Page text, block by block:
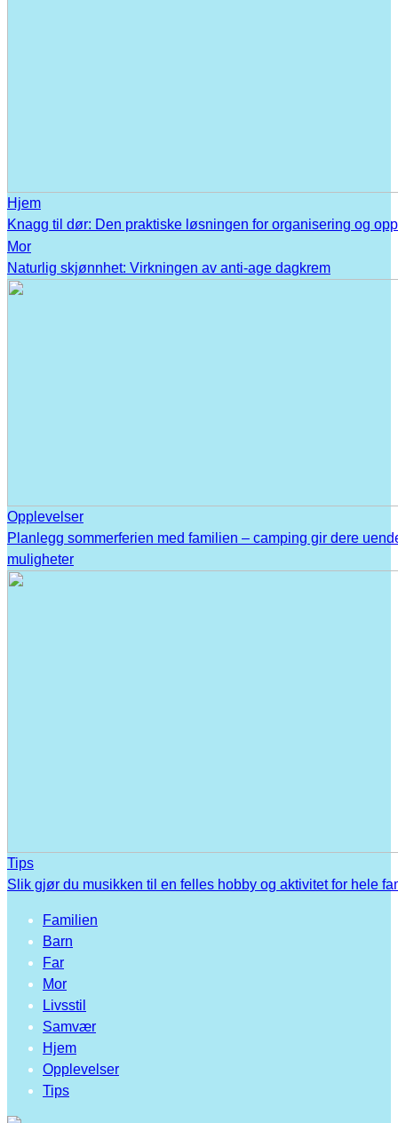
Hjem
Knagg til dør: Den praktiske løsningen for organisering og
Mor
Naturlig skjønnhet: Virkningen av anti-age dagkrem
Opplevelser
Planlegg sommerferien med familien – camping gir dere
muligheter
Tips
Slik gjør du musikken til en felles hobby og aktivitet for hele
Familien
Barn
Far
Mor
Livsstil
Samvær
Hjem
Opplevelser
Tips